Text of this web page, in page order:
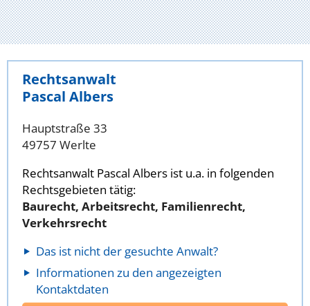
Rechtsanwalt
Pascal Albers
Hauptstraße 33
49757 Werlte
Rechtsanwalt Pascal Albers ist u.a. in folgenden
Rechtsgebieten tätig:
Baurecht, Arbeitsrecht, Familienrecht,
Verkehrsrecht
Das ist nicht der gesuchte Anwalt?
Informationen zu den angezeigten
Kontaktdaten